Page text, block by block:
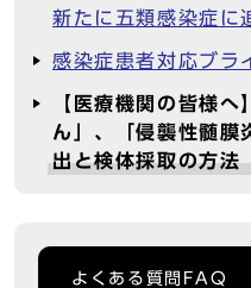
新たに五類感染症に
感染症患者対応ブラ
【医療機関の皆様
ん」、「侵襲性髄膜
出と検体採取の方法
よくある質問FAQ